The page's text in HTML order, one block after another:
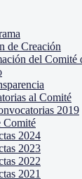
de Creación
del Comité
al Comité
2019
Comité
2024
2023
2022
2021